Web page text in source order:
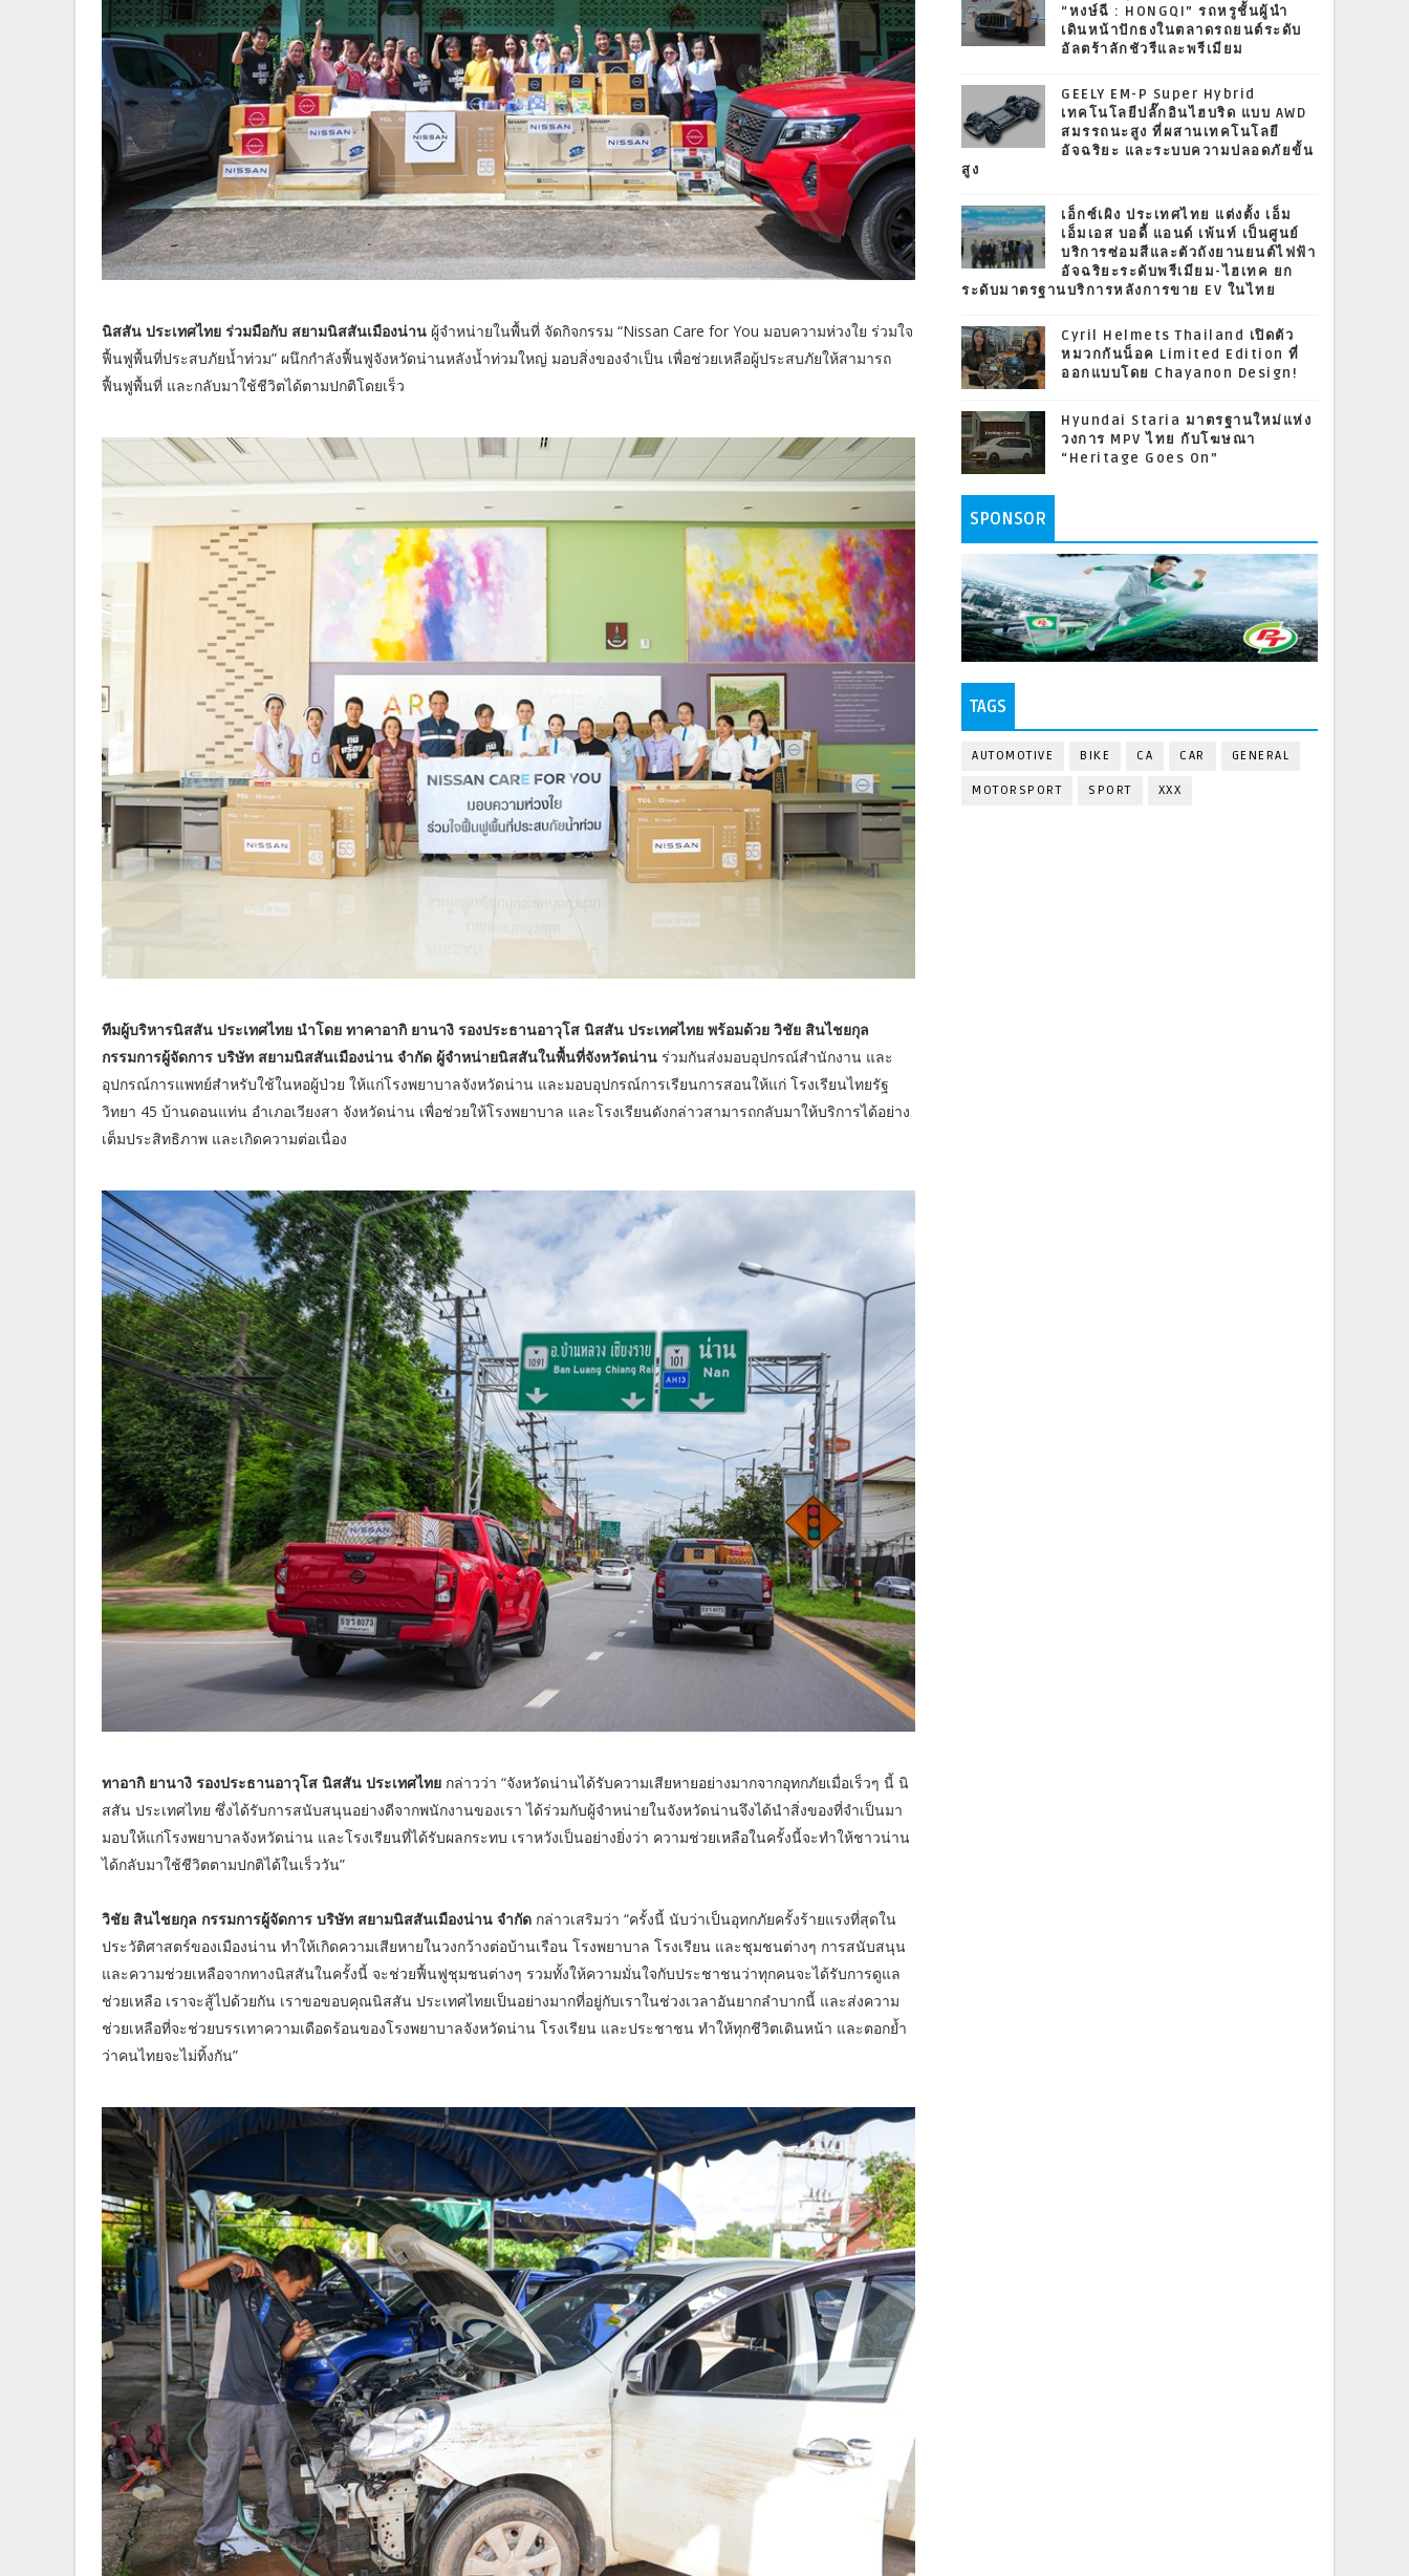
นิสสัน ประเทศไทย ร่วมมือกับ สยามนิสสันเมืองน่าน ผู้จำหน่ายในพื้นที่ จัดกิจกรรม “Nissan Care for You มอบความห่วงใย ร่วมใจ
ฟื้นฟูพื้นที่ประสบภัยน้ำท่วม” ผนึกกำลังฟื้นฟูจังหวัดน่านหลังน้ำท่วมใหญ่ มอบสิ่งของจำเป็น เพื่อช่วยเหลือผู้ประสบภัยให้สามารถ
ฟื้นฟูพื้นที่ และกลับมาใช้ชีวิตได้ตามปกติโดยเร็ว
ทีมผู้บริหารนิสสัน ประเทศไทย นำโดย ทาคาอากิ ยานางิ รองประธานอาวุโส นิสสัน ประเทศไทย พร้อมด้วย วิชัย สินไชยกุล
กรรมการผู้จัดการ บริษัท สยามนิสสันเมืองน่าน จำกัด ผู้จำหน่ายนิสสันในพื้นที่จังหวัดน่าน ร่วมกันส่งมอบอุปกรณ์สำนักงาน และ
อุปกรณ์การแพทย์สำหรับใช้ในหอผู้ป่วย ให้แก่โรงพยาบาลจังหวัดน่าน และมอบอุปกรณ์การเรียนการสอนให้แก่ โรงเรียนไทยรัฐ
วิทยา 45 บ้านดอนแท่น อำเภอเวียงสา จังหวัดน่าน เพื่อช่วยให้โรงพยาบาล และโรงเรียนดังกล่าวสามารถกลับมาให้บริการได้อย่าง
เต็มประสิทธิภาพ และเกิดความต่อเนื่อง
ทาอากิ ยานางิ รองประธานอาวุโส นิสสัน ประเทศไทย กล่าวว่า “จังหวัดน่านได้รับความเสียหายอย่างมากจากอุทกภัยเมื่อเร็วๆ นี้ นิ
สสัน ประเทศไทย ซึ่งได้รับการสนับสนุนอย่างดีจากพนักงานของเรา ได้ร่วมกับผู้จำหน่ายในจังหวัดน่านจึงได้นำสิ่งของที่จำเป็นมา
มอบให้แก่โรงพยาบาลจังหวัดน่าน และโรงเรียนที่ได้รับผลกระทบ เราหวังเป็นอย่างยิ่งว่า ความช่วยเหลือในครั้งนี้จะทำให้ชาวน่าน
ได้กลับมาใช้ชีวิตตามปกติได้ในเร็ววัน”
วิชัย สินไชยกุล กรรมการผู้จัดการ บริษัท สยามนิสสันเมืองน่าน จำกัด กล่าวเสริมว่า “ครั้งนี้ นับว่าเป็นอุทกภัยครั้งร้ายแรงที่สุดใน
ประวัติศาสตร์ของเมืองน่าน ทำให้เกิดความเสียหายในวงกว้างต่อบ้านเรือน โรงพยาบาล โรงเรียน และชุมชนต่างๆ การสนับสนุน
และความช่วยเหลือจากทางนิสสันในครั้งนี้ จะช่วยฟื้นฟูชุมชนต่างๆ รวมทั้งให้ความมั่นใจกับประชาชนว่าทุกคนจะได้รับการดูแล
ช่วยเหลือ เราจะสู้ไปด้วยกัน เราขอขอบคุณนิสสัน ประเทศไทยเป็นอย่างมากที่อยู่กับเราในช่วงเวลาอันยากลำบากนี้ และส่งความ
ช่วยเหลือที่จะช่วยบรรเทาความเดือดร้อนของโรงพยาบาลจังหวัดน่าน โรงเรียน และประชาชน ทำให้ทุกชีวิตเดินหน้า และตอกย้ำ
ว่าคนไทยจะไม่ทิ้งกัน”
“หงษ์ฉี : HONGQI” รถหรูชั้นผู้นำ
เดินหน้าปักธงในตลาดรถยนต์ระดับ
อัลตร้าลักชัวรีและพรีเมียม
GEELY EM-P Super Hybrid
เทคโนโลยีปลั๊กอินไฮบริด แบบ AWD
สมรรถนะสูง ที่ผสานเทคโนโลยี
อัจฉริยะ และระบบความปลอดภัยขั้น
สูง
เอ็กซ์เผิง ประเทศไทย แต่งตั้ง เอ็ม
เอ็มเอส บอดี้ แอนด์ เพ้นท์ เป็นศูนย์
บริการซ่อมสีและตัวถังยานยนต์ไฟฟ้า
อัจฉริยะระดับพรีเมียม-ไฮเทค ยก
ระดับมาตรฐานบริการหลังการขาย EV ในไทย
Cyril Helmets Thailand เปิดตัว
หมวกกันน็อค Limited Edition ที่
ออกแบบโดย Chayanon Design!
Hyundai Staria มาตรฐานใหม่แห่ง
วงการ MPV ไทย กับโฆษณา
“Heritage Goes On”
SPONSOR
TAGS
AUTOMOTIVE BIKE CA CAR GENERAL
MOTORSPORT SPORT XXX